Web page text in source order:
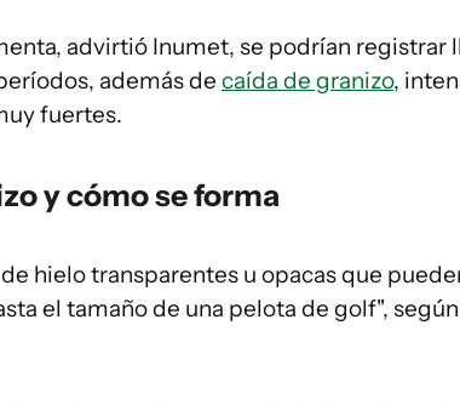
advirtió Inumet, se podrían registrar
además de caída de granizo,
fuertes.
y cómo se forma
hielo transparentes u opacas que
el tamaño de una pelota de golf",